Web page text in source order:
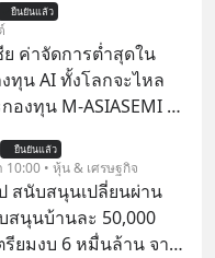
เจฟฟ์ เบโซส์ (Jeff
ษฐีและผู้ก่อตั้ง
ชาวอังกฤษเชื้อสาย
าร์โด ซาเวริน
ผู้ร่วมก่อตั้ง
อยู่ด้วย
ยืนยันแล้ว
ย ค่าจัดการต่ำสุดใน
ทุน AI ทั้งโลกจะไหล
องทุน M-ASIASEMI นี้
ยืนยันแล้ว
10:00 • หุ้น & เศรษฐกิจ
สนับสนุนเปลี่ยนผ่าน
สนุนบ้านละ 50,000
รียมงบ 6 หมื่นล้าน จาก